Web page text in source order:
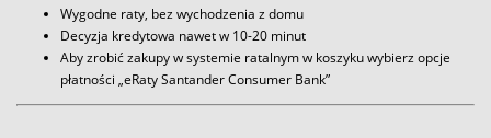
Wygodne raty, bez wychodzenia z domu
Decyzja kredytowa nawet w 10-20 minut
Aby zrobić zakupy w systemie ratalnym w koszyku wybierz opcje
płatności „eRaty Santander Consumer Bank”